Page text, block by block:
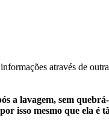
através de
a lavagem, sem
isso mesmo que ela é